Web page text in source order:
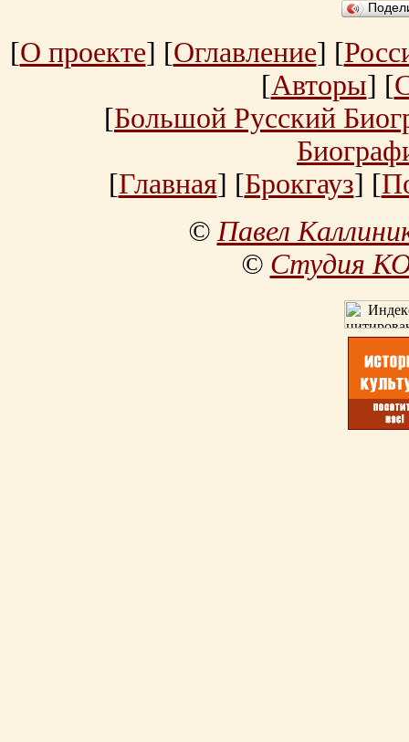
[О проекте] [Оглавление] [
[Авторы] [
[Большой Русский
[Главная] [Брокгауз] [
©Павел
© Студия